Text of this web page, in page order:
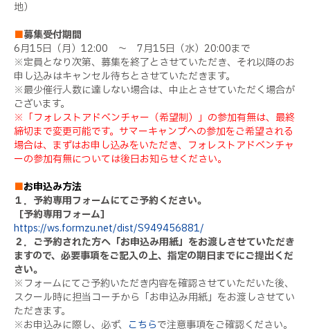
地）
■募集受付期間
6月15日（月）12:00 ～ 7月15日（水）20:00まで
※定員となり次第、募集を終了とさせていただき、それ以降のお
申し込みはキャンセル待ちとさせていただきます。
※最少催行人数に達しない場合は、中止とさせていただく場合が
ございます。
※「フォレストアドベンチャー（希望制）」の参加有無は、最終
締切まで変更可能です。サマーキャンプへの参加をご希望される
場合は、まずはお申し込みをいただき、フォレストアドベンチャ
ーの参加有無については後日お知らせください。
■お申込み方法
１．予約専用フォームにてご予約ください。
［予約専用フォーム］
https://ws.formzu.net/dist/S949456881/
２．ご予約された方へ「お申込み用紙」をお渡しさせていただき
ますので、必要事項をご記入の上、指定の期日までにご提出くだ
さい。
※フォームにてご予約いただき内容を確認させていただいた後、
スクール時に担当コーチから「お申込み用紙」をお渡しさせてい
ただきます。
※お申込みに際し、必ず、 こちらで注意事項をご確認ください。